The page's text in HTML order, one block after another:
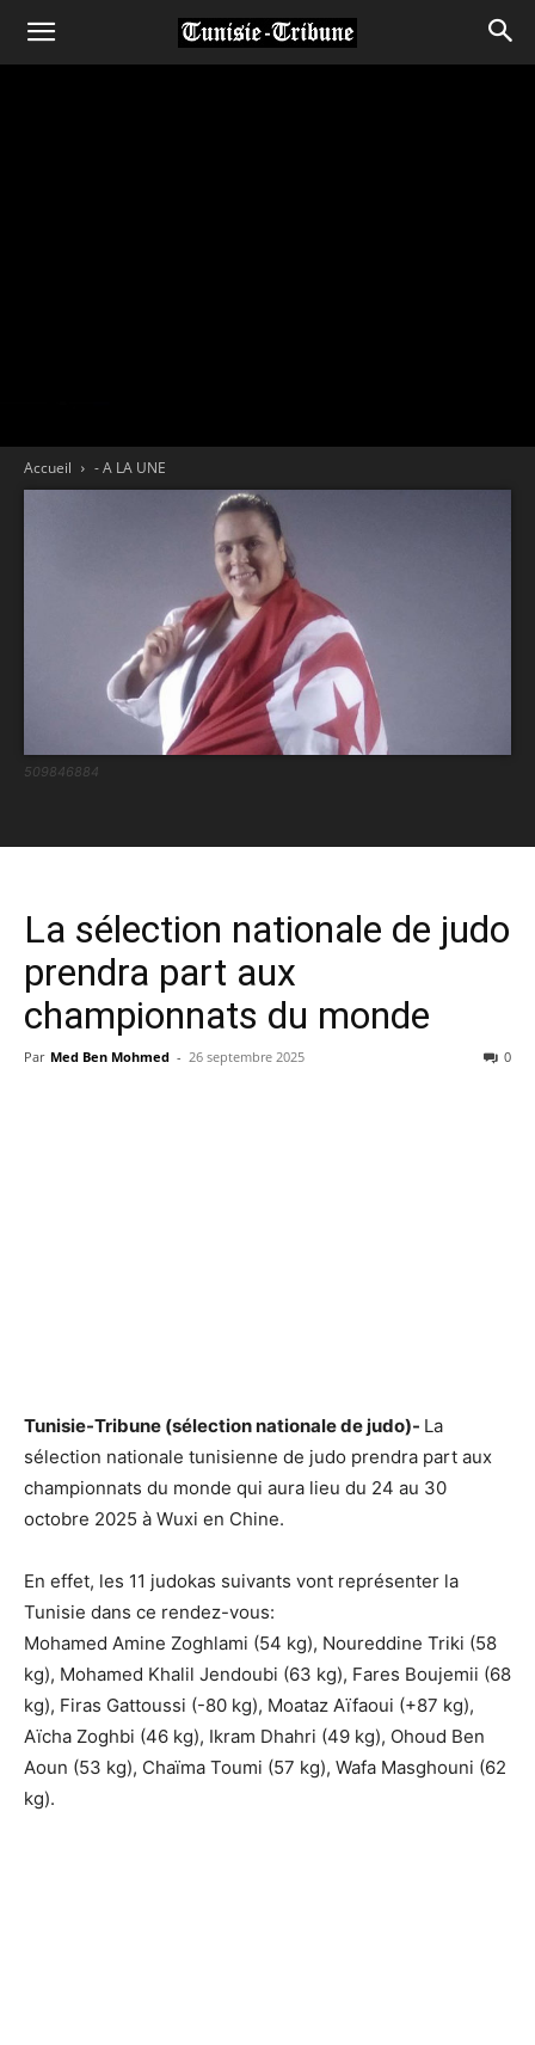
Accueil - A LA UNE
509846884
La sélection nationale de judo
prendra part aux
championnats du monde
Par Med Ben Mohmed - 26 septembre 2025 0
Tunisie-Tribune (sélection nationale de judo)- La
sélection nationale tunisienne de judo prendra part aux
championnats du monde qui aura lieu du 24 au 30
octobre 2025 à Wuxi en Chine.
En effet, les 11 judokas suivants vont représenter la
Tunisie dans ce rendez-vous:
Mohamed Amine Zoghlami (54 kg), Noureddine Triki (58
kg), Mohamed Khalil Jendoubi (63 kg), Fares Boujemii (68
kg), Firas Gattoussi (-80 kg), Moataz Aïfaoui (+87 kg),
Aïcha Zoghbi (46 kg), Ikram Dhahri (49 kg), Ohoud Ben
Aoun (53 kg), Chaïma Toumi (57 kg), Wafa Masghouni (62
kg).